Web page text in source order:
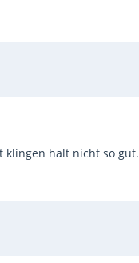
klingen halt nicht so gut.